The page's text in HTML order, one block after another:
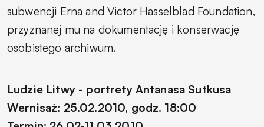
subwencji Erna and Victor Hasselblad Foundation,
przyznanej mu na dokumentację i konserwację
osobistego archiwum.
Ludzie Litwy - portrety Antanasa Sutkusa
Wernisaż: 25.02.2010, godz. 18:00